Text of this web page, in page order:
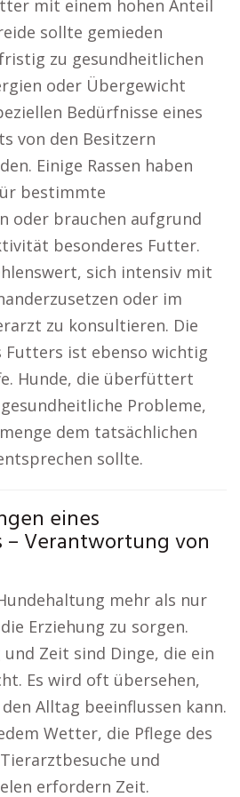
mit einem hohen Anteil
sollte gemieden
zu gesundheitlichen
oder Übergewicht
Bedürfnisse eines
von den Besitzern
Einige Rassen haben
bestimmte
oder brauchen aufgrund
besonderes Futter.
sich intensiv mit
oder im
zu konsultieren. Die
Futters ist ebenso wichtig
Hunde, die überfüttert
Probleme,
dem tatsächlichen
sollte.
eines
– Verantwortung von
mehr als nur
Erziehung zu sorgen.
und Zeit sind Dinge, die ein
Es wird oft übersehen,
Alltag beeinflussen kann.
Wetter, die Pflege des
und
erfordern Zeit.